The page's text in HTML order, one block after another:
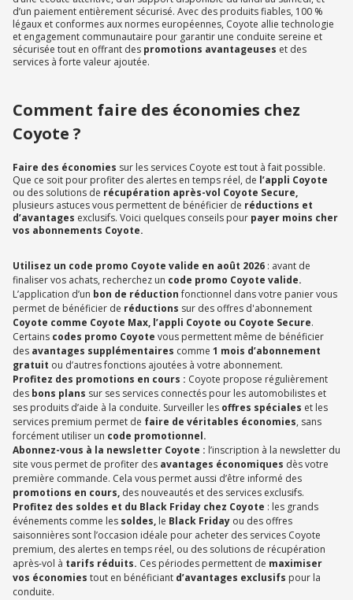
d’un paiement entièrement sécurisé. Avec des produits fiables, 100 %
légaux et conformes aux normes européennes, Coyote allie technologie
et engagement communautaire pour garantir une conduite sereine et
sécurisée tout en offrant des promotions avantageuses et des
services à forte valeur ajoutée.
Comment faire des économies chez
Coyote ?
Faire des économies sur les services Coyote est tout à fait possible.
Que ce soit pour profiter des alertes en temps réel, de l’appli Coyote
ou des solutions de récupération après-vol Coyote Secure,
plusieurs astuces vous permettent de bénéficier de réductions et
d’avantages exclusifs. Voici quelques conseils pour payer moins cher
vos abonnements Coyote.
Utilisez un code promo Coyote valide en août 2026 : avant de
finaliser vos achats, recherchez un code promo Coyote valide.
L’application d’un bon de réductionfonctionnel dans votre panier vous
permet de bénéficier de réductions sur des offres d'abonnement
Coyote comme Coyote Max, l’appli Coyote ou Coyote Secure.
Certains codes promo Coyote vous permettent même de bénéficier
des avantages supplémentaires comme 1 mois d’abonnement
gratuit ou d’autres fonctions ajoutées à votre abonnement.
Profitez des promotions en cours : Coyote propose régulièrement
des bons plans sur ses services connectés pour les automobilistes et
ses produits d’aide à la conduite. Surveiller les offres spéciales et les
services premium permet de faire de véritables économies, sans
forcément utiliser un code promotionnel.
Abonnez-vous à la newsletter Coyote : l’inscription à la newsletter du
site vous permet de profiter des avantages économiques dès votre
première commande. Cela vous permet aussi d’être informé des
promotions en cours, des nouveautés et des services exclusifs.
Profitez des soldes et du Black Friday chez Coyote : les grands
événements comme les soldes, le Black Friday ou des offres
saisonnières sont l’occasion idéale pour acheter des services Coyote
premium, des alertes en temps réel, ou des solutions de récupération
après-vol à tarifs réduits. Ces périodes permettent de maximiser
vos économies tout en bénéficiant d’avantages exclusifs pour la
conduite.